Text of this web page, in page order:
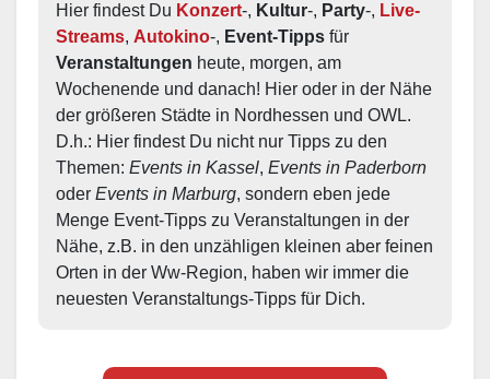
Hier findest Du Konzert-, Kultur-, Party-, Live-
Streams, Autokino-, Event-Tipps
Veranstaltungen heute, morgen, am
Wochenende und danach! Hier oder in der Nähe
der größeren Städte in Nordhessen und OWL.
D.h.: Hier findest Du nicht nur Tipps zu den
Themen: Events in Kassel, Events in Paderborn
oder Events in Marburg, sondern eben jede
Menge Event-Tipps zu Veranstaltungen in der
Nähe, z.B. in den unzähligen kleinen aber feinen
Orten in der Ww-Region, haben wir immer die
neuesten Veranstaltungs-Tipps für Dich.